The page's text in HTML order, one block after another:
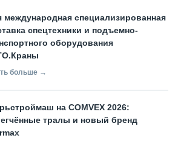
международная специализированная
спецтехники и подъемно-
оборудования
больше →
на COMVEX 2026:
тралы и новый бренд